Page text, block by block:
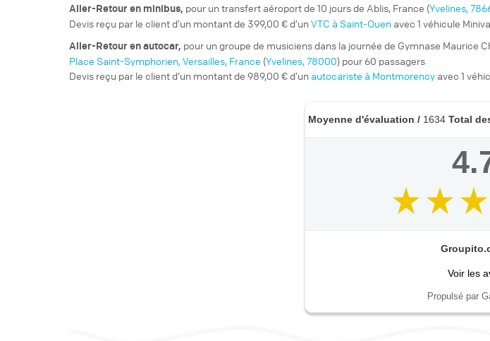
Aller-Retouren minibus, pour untransfert aéroportde 10 jours de Ablis, France (Yvelines,
Devis reçu par le client d’un montant de 399,00 € d’unVTC à Saint-Ouen avec 1 véhicule
Aller-Retouren autocar, pour ungroupe de musiciensdans la journée de Gymnase Maurice
Place Saint-Symphorien, Versailles, France (Yvelines, 78000) pour 60 passagers
Devis reçu par le client d’un montant de 989,00 € d’un autocariste à Montmorency avec 1
Moyenne d'évaluation / 1634 Total
Voir les
Propulsé par